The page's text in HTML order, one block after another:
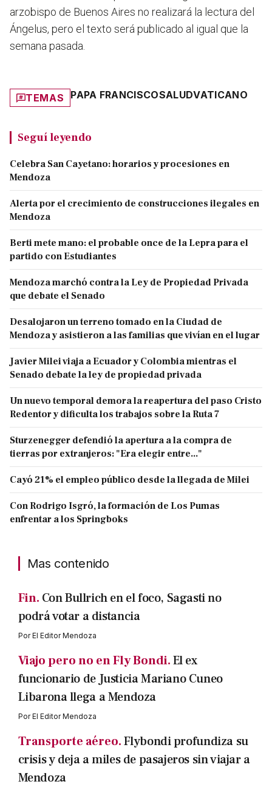
arzobispo de Buenos Aires no realizará la lectura del
Ángelus, pero el texto será publicado al igual que la
semana pasada.
TEMAS PAPA FRANCISCOSALUDVATICANO
Seguí leyendo
Celebra San Cayetano: horarios y procesiones en
Mendoza
Alerta por el crecimiento de construcciones ilegales en
Mendoza
Berti mete mano: el probable once de la Lepra para el
partido con Estudiantes
Mendoza marchó contra la Ley de Propiedad Privada
que debate el Senado
Desalojaron un terreno tomado en la Ciudad de
Mendoza y asistieron a las familias que vivían en el lugar
Javier Milei viaja a Ecuador y Colombia mientras el
Senado debate la ley de propiedad privada
Un nuevo temporal demora la reapertura del paso Cristo
Redentor y dificulta los trabajos sobre la Ruta 7
Sturzenegger defendió la apertura a la compra de
tierras por extranjeros: "Era elegir entre..."
Cayó 21% el empleo público desde la llegada de Milei
Con Rodrigo Isgró, la formación de Los Pumas
enfrentar a los Springboks
Mas contenido
Fin. Con Bullrich en el foco, Sagasti no
podrá votar a distancia
PorEl Editor Mendoza
Viajo pero no en Fly Bondi.El ex
funcionario de Justicia Mariano Cuneo
Libarona llega a Mendoza
PorEl Editor Mendoza
Transporte aéreo.Flybondi profundiza su
crisis y deja a miles de pasajeros sin viajar a
Mendoza